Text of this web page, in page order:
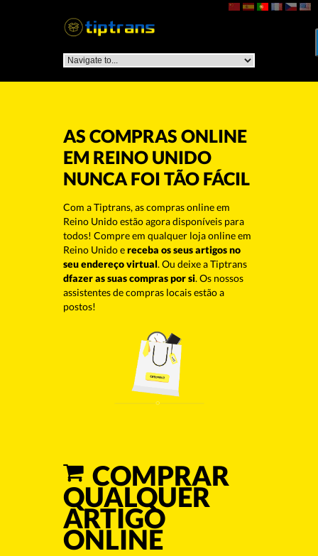
AS COMPRAS ONLINE
EM REINO UNIDO
NUNCA FOI TÃO FÁCIL
Com a Tiptrans, as compras online em
Reino Unido estão agora disponíveis para
todos! Compre em qualquer loja online em
Reino Unido ereceba os seus artigos no
seu endereço virtual. Ou deixe a Tiptrans
dfazer as suas compras por si. Os nossos
assistentes de compras locais estão a
postos!
COMPRAR
QUALQUER
ARTIGO
ONLINE